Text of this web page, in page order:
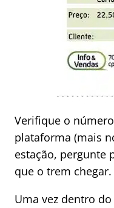
Verifique o
plataforma (mais
estação, pergunte
que o trem chegar.
Uma vez dentro